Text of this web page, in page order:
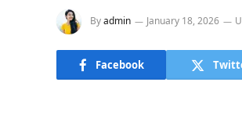
Byadmin January 18, 2026
Facebook